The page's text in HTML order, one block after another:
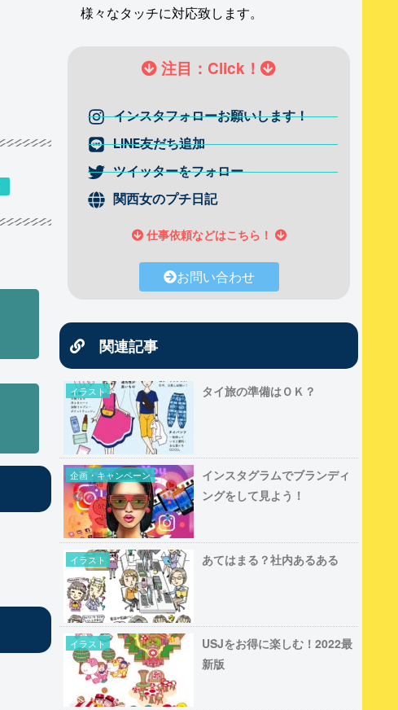
様々なタッチに対応致します。
注目：Click！
インスタフォローお願いします！
LINE友だち追加
ツイッターをフォロー
関西女のプチ日記
仕事依頼などはこちら！
お問い合わせ
関連記事
イラスト タイ旅の準備はＯＫ？
企画・キャンペーン
インスタグラムでブランディ
ングをして見よう！
イラスト あてはまる？社内あるある
イラスト
USJをお得に楽しむ！2022最
新版